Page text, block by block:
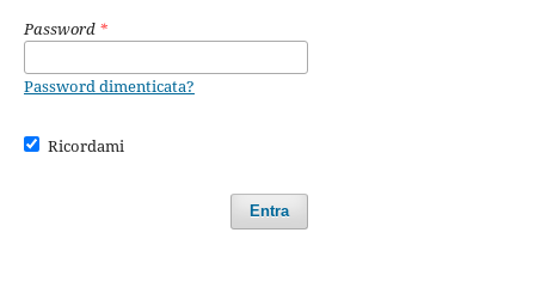
Password *
Password dimenticata?
Ricordami
Entra